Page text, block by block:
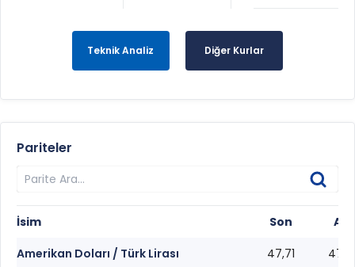
Teknik Analiz Diğer Kurlar
Pariteler
İsim Son
Alış
Amerikan Doları / Türk Lirası
47,71